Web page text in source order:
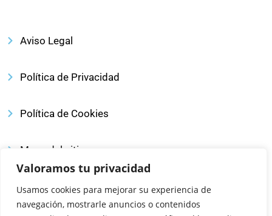
Valoramos tu privacidad
Usamos cookies para mejorar su experiencia de
navegación, mostrarle anuncios o contenidos
Aviso Legal
Política de Privacidad
Política de Cookies
Mapa del sitio
Declaracción de accesibilidad